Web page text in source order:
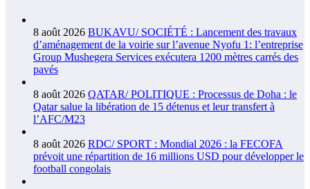
8 août 2026 BUKAVU/ SOCIÉTÉ : Lancement des travaux
d’aménagement de la voirie sur l’avenue Nyofu 1: l’entreprise
Group Mushegera Services exécutera 1200 mètres carrés des
pavés
8 août 2026 QATAR/ POLITIQUE : Processus de Doha : le
Qatar salue la libération de 15 détenus et leur transfert à
l’AFC/M23
8 août 2026 RDC/ SPORT : Mondial 2026 : la FECOFA
prévoit une répartition de 16 millions USD pour développer le
football congolais